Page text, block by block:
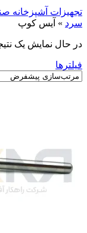
تجهیزات آشپزخانه
سرد » آیس کوپ
در حال نمایش یک
فیلترها